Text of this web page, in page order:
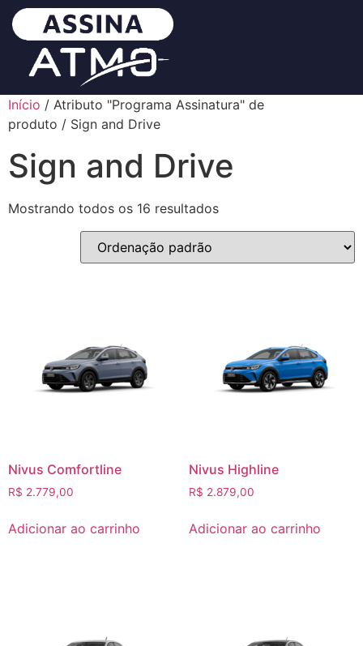
Início / Atributo "Programa Assinatura" de
produto / Sign and Drive
Sign and Drive
Mostrando todos os 16 resultados
Nivus Comfortline
R$ 2.779,00
Adicionar ao carrinho
Nivus Highline
R$ 2.879,00
Adicionar ao carrinho